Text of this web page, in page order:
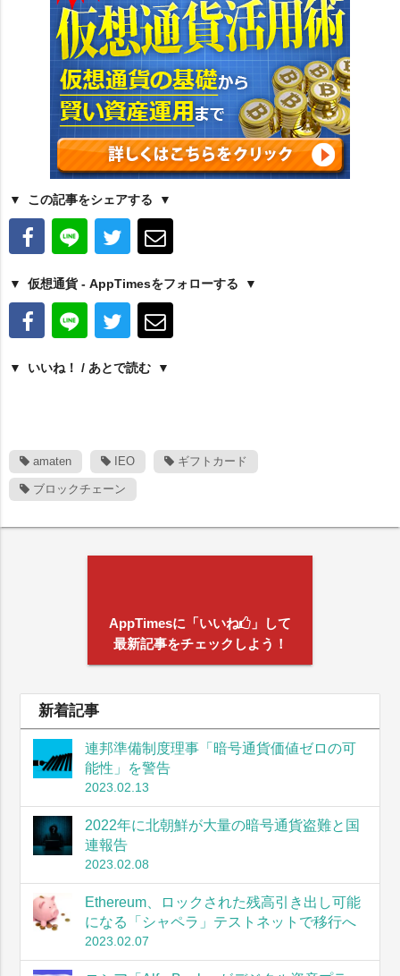
この記事をシェアする
仮想通貨 - AppTimesをフォローする
いいね！ / あとで読む
amaten IEO ギフトカード
ブロックチェーン
AppTimesに「いいね
」して
最新記事をチェックしよう！
新着記事
連邦準備制度理事「暗号通貨価値ゼロの可
能性」を警告
2023.02.13
2022年に北朝鮮が大量の暗号通貨盗難と国
連報告
2023.02.08
Ethereum、ロックされた残高引き出し可能
になる「シャペラ」テストネットで移行へ
2023.02.07